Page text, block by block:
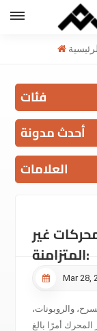
فئات
أحدث مدونة
العلامات
غير
المتزامنة:
Mar 28,
والروبوتات،
المحرك أمرًا بالغ